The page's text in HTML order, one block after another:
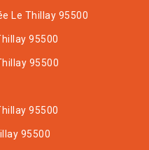
Le Thillay 95500
95500
95500
95500
95500